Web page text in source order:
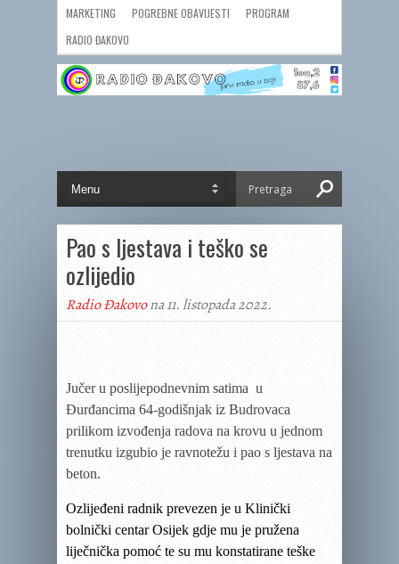
MARKETING POGREBNE OBAVIJESTI
PROGRAM
RADIO ĐAKOVO
Pao s ljestava i teško se
ozlijedio
Radio Đakovona 11. listopada 2022.
Jučer u poslijepodnevnim satima u
Đurđancima 64-godišnjak iz Budrovaca
prilikom izvođenja radova na krovu u jednom
trenutku izgubio je ravnotežu i pao s ljestava na
beton.
Ozlijeđeni radnik prevezen je u Klinički
bolnički centar Osijek gdje mu je pružena
liječnička pomoć te su mu konstatirane teške